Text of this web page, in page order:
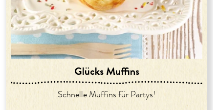
Glücks Muffins
Schnelle Muffins für Partys!